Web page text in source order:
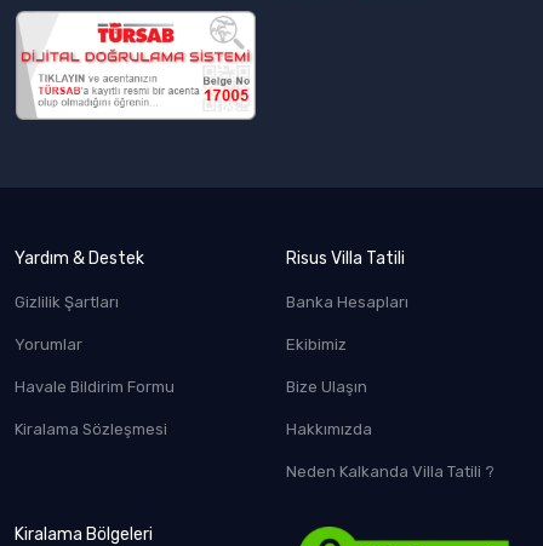
Yardım & Destek
Gizlilik Şartları
Yorumlar
Havale Bildirim Formu
Kiralama Sözleşmesi
Risus Villa Tatili
Banka Hesapları
Ekibimiz
Bize Ulaşın
Hakkımızda
Neden Kalkanda Villa Tatili ?
Kiralama Bölgeleri